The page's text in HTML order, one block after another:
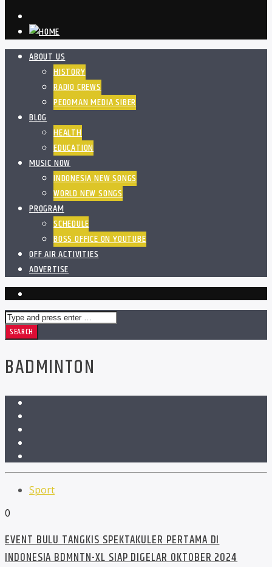
ABOUT US
HISTORY
RADIO CREWS
PEDOMAN MEDIA SIBER
BLOG
HEALTH
EDUCATION
MUSIC NOW
INDONESIA NEW SONGS
WORLD NEW SONGS
PROGRAM
SCHEDULE
BOSS OFFICE ON YOUTUBE
OFF AIR ACTIVITIES
ADVERTISE
BADMINTON
Sport
0
EVENT BULU TANGKIS SPEKTAKULER PERTAMA DI
INDONESIA BDMNTN-XL SIAP DIGELAR OKTOBER 2024